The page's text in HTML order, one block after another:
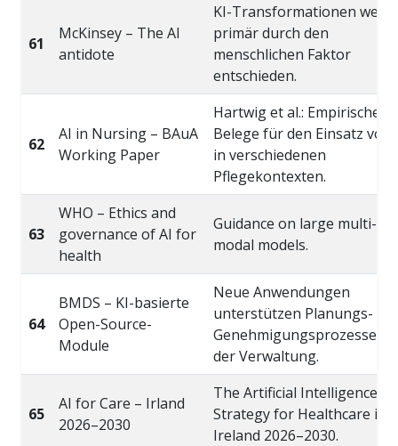
61
McKinsey – The AI
antidote
KI-Transformationen
primär durch den
menschlichen Faktor
entschieden.
62
AI in Nursing – BAuA
Working Paper
Hartwig et al.: Empirische
Belege für den Einsatz von
in verschiedenen
Pflegekontexten.
63
WHO – Ethics and
governance of AI for
health
Guidance on large multi-
modal models.
64
BMDS – KI-basierte
Open-Source-
Module
Neue Anwendungen
unterstützen Planungs-
Genehmigungsprozesse in
der Verwaltung.
65
AI for Care – Irland
2026–2030
The Artificial Intelligence
Strategy for Healthcare in
Ireland 2026–2030.